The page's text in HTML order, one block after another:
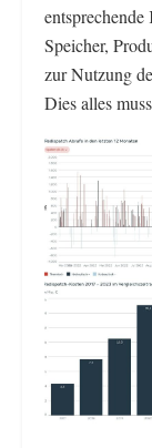
Speicher,
zur Nutzung
Dies alles